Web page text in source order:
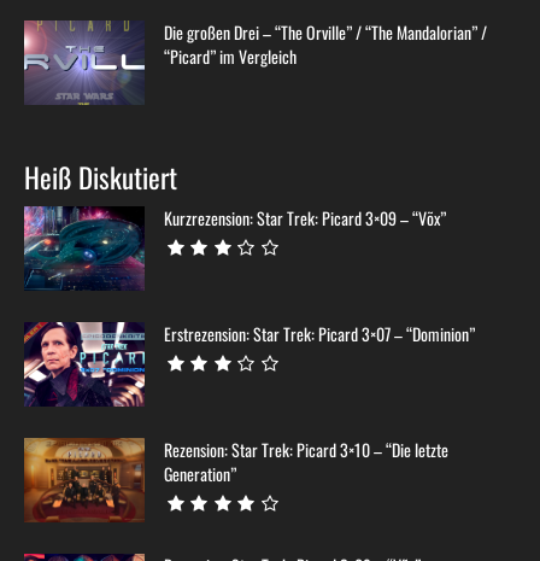
Die großen Drei – “The Orville” / “The Mandalorian” /
“Picard” im Vergleich
Heiß Diskutiert
Kurzrezension: Star Trek: Picard 3×09 – “Võx”
Erstrezension: Star Trek: Picard 3×07 – “Dominion”
Rezension: Star Trek: Picard 3×10 – “Die letzte
Generation”